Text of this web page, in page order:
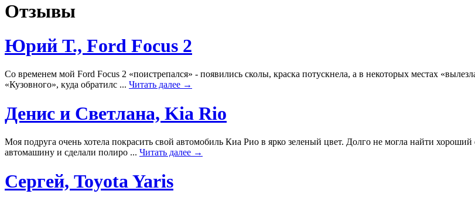
Отзывы
Юрий Т., Ford Focus 2
Со временем мой Ford Focus 2 «поистрепался» - появились сколы, краска потускнела, а в некоторых местах
«Кузовного», куда обратилс ... Читать далее →
Денис и Светлана, Kia Rio
Моя подруга очень хотела покрасить свой автомобиль Киа Рио в ярко зеленый цвет. Долго не могла найти
автомашину и сделали полиро ... Читать далее →
Сергей, Toyota Yaris